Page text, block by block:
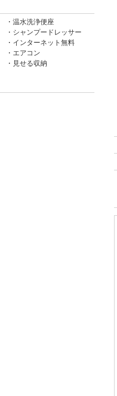
温水洗浄便座
シャンプードレッサー
インターネット無料
エアコン
見せる収納